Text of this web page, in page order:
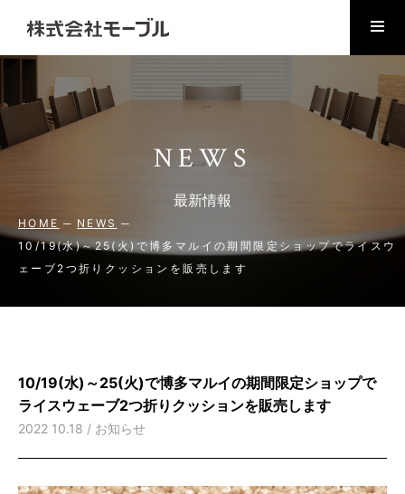
NEWS
最新情報
HOME
NEWS
10/19(水)～25(火)で博多マルイの期間限定ショップでライスウ
ェーブ2つ折りクッションを販売します
10/19(水)～25(火)で博多マルイの期間限定ショップで
ライスウェーブ2つ折りクッションを販売します
2022 10.18 / お知らせ